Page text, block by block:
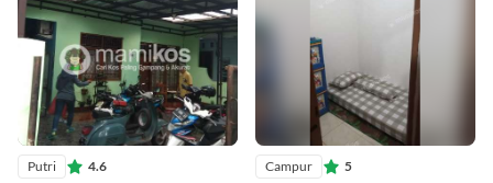
Putri 4.6 Campur 5